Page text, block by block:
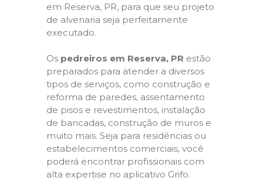
em Reserva, PR, para que seu projeto
de alvenaria seja perfeitamente
executado.
Os pedreiros em Reserva, PR estão
preparados para atender a diversos
tipos de serviços, como construção e
reforma de paredes, assentamento
de pisos e revestimentos, instalação
de bancadas, construção de muros e
muito mais. Seja para residências ou
estabelecimentos comerciais, você
poderá encontrar profissionais com
alta expertise no aplicativo Grifo.